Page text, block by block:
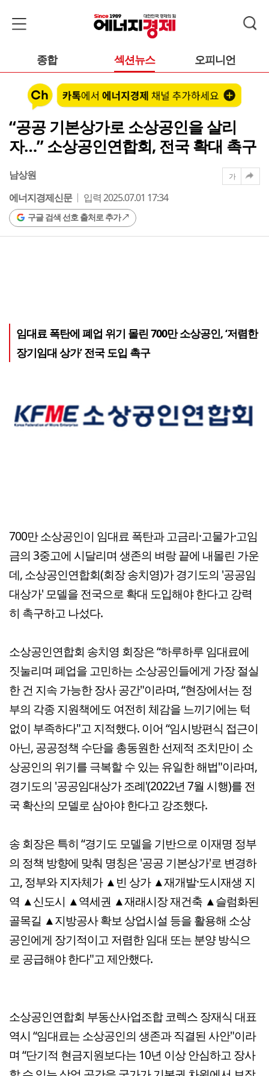
종합 섹션뉴스 오피니언
“공공 기본상가로 소상공인을 살리
자…” 소상공인연합회, 전국 확대 촉구
남상원
에너지경제신문
입력 2025.07.01 17:34
구글 검색 선호 출처로 추가
가
임대료 폭탄에 폐업 위기 몰린 700만 소상공인, ‘저렴한
장기임대 상가’ 전국 도입 촉구
700만 소상공인이 임대료 폭탄과 고금리·고물가·고임
금의 3중고에 시달리며 생존의 벼랑 끝에 내몰린 가운
데, 소상공인연합회(회장 송치영)가 경기도의 '공공임
대상가' 모델을 전국으로 확대 도입해야 한다고 강력
히 촉구하고 나섰다.
소상공인연합회 송치영 회장은 “하루하루 임대료에
짓눌리며 폐업을 고민하는 소상공인들에게 가장 절실
한 건 지속 가능한 장사 공간"이라며, “현장에서는 정
부의 각종 지원책에도 여전히 체감을 느끼기에는 턱
없이 부족하다"고 지적했다. 이어 “임시방편식 접근이
아닌, 공공정책 수단을 총동원한 선제적 조치만이 소
상공인의 위기를 극복할 수 있는 유일한 해법"이라며,
경기도의 '공공임대상가 조례'(2022년 7월 시행)를 전
국 확산의 모델로 삼아야 한다고 강조했다.
송 회장은 특히 “경기도 모델을 기반으로 이재명 정부
의 정책 방향에 맞춰 명칭은 '공공 기본상가'로 변경하
고, 정부와 지자체가 ▲빈 상가 ▲재개발·도시재생 지
역 ▲신도시 ▲역세권 ▲재래시장 재건축 ▲슬럼화된
골목길 ▲지방공사 확보 상업시설 등을 활용해 소상
공인에게 장기적이고 저렴한 임대 또는 분양 방식으
로 공급해야 한다"고 제안했다.
소상공인연합회 부동산사업조합 코렉스 장재식 대표
역시 “임대료는 소상공인의 생존과 직결된 사안"이라
며 “단기적 현금지원보다는 10년 이상 안심하고 장사